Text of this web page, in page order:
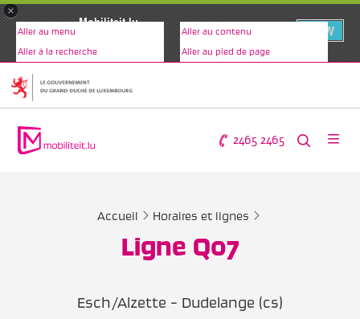
×
Mobiliteit.lu
VIEW
Aller au menu Aller au contenu
Aller à la recherche Aller au pied de page
2465 2465
Accueil Horaires et lignes
Ligne Q07
Esch/Alzette - Dudelange (cs)